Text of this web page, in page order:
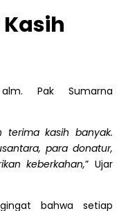
Pak Sumarna
terima kasih banyak.
para donatur,
keberkahan,” Ujar
bahwa setiap